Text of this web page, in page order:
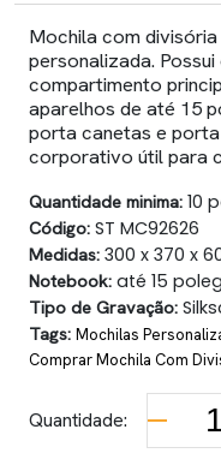
Mochila com
personalizada.
compartimento
aparelhos de até 15
porta canetas e
corporativo útil para
Quantidade minima: 10
Código: ST MC92626
Medidas: 300 x 370 x
Notebook: até 15
Tipo de Gravação:
Tags: Mochilas
Comprar Mochila Com
Quantidade: